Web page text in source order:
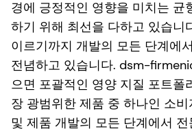
경에 긍정적인 영향을 미치는 균
하기 위해 최선을 다하고 있습니
이르기까지 개발의 모든 단계에
전념하고 있습니다. dsm-
으면 포괄적인 영양 지질 포트폴
장 광범위한 제품 중 하나인 소
및 제품 개발의 모든 단계에서